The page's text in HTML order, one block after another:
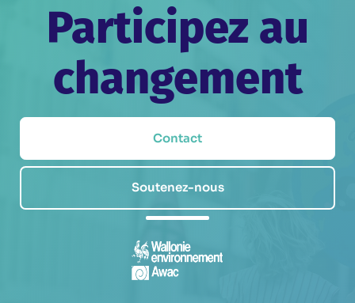
Participez au
changement
Contact
Soutenez-nous